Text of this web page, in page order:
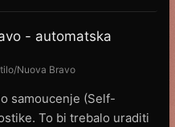
- automatska
Nuova Bravo
samoucenje (Self-
To bi trebalo uraditi